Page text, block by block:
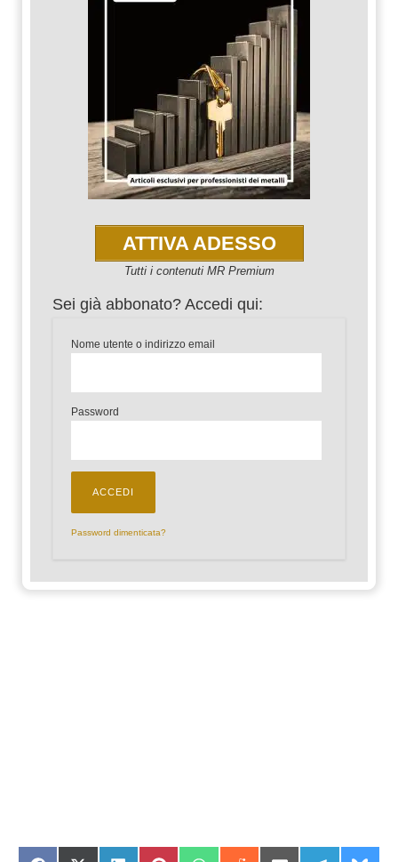
ATTIVA ADESSO
Tutti i contenuti MR Premium
Sei già abbonato? Accedi qui:
Nome utente o indirizzo email
Password
Password dimenticata?